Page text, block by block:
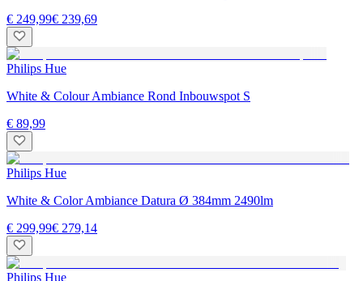
€ 249,99€ 239,69
Philips Hue
White & Colour Ambiance Rond Inbouwspot S
€ 89,99
Philips Hue
White & Color Ambiance Datura Ø 384mm 2490lm
€ 299,99€ 279,14
Philips Hue